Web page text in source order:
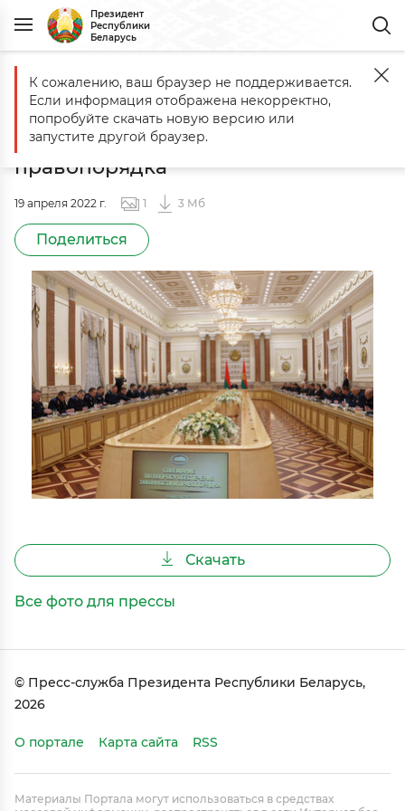
Президент
Республики
Беларусь
Главная Фото для прессы Cовещание по вопросу обеспечения
Cовещание по вопросу
обеспечения законности и
правопорядка
19 апреля 2022 г. 1 3 Мб
Поделиться
Скачать
Все фото для прессы
© Пресс-служба Президента Республики Беларусь,
2026
О портале Карта сайта RSS
Материалы Портала могут использоваться в средствах
К сожалению, ваш браузер не поддерживается.
Если информация отображена некорректно,
попробуйте скачать новую версию или
запустите другой браузер.